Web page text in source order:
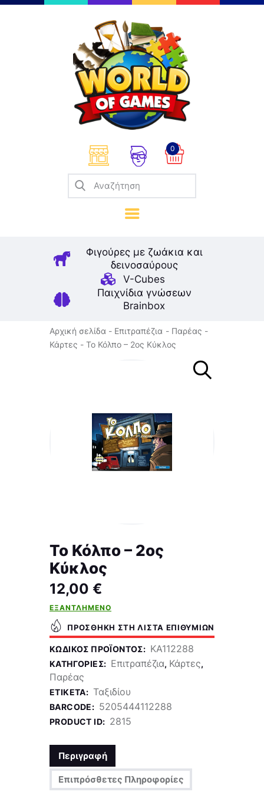
0
Φιγούρες με ζωάκια και
δεινοσαύρους
V-Cubes
Παιχνίδια γνώσεων
Brainbox
Επιτραπέζια
Παζλ
Παιχνίδια Καρτών
Σπαζοκεφαλιές
Κατασκευές
Καλλιτεχνικά
Μοντελισμός
Βιβλία
Παιχνίδια Ρόλων
Αρχική σελίδα Επιτραπέζια
Παρέας
Κάρτες
Το Κόλπο – 2ος Κύκλος
Το Κόλπο – 2ος
Κύκλος
12,00 €
ΕΞΑΝΤΛΗΜΈΝΟ
ΠΡΟΣΘΉΚΗ ΣΤΗ ΛΊΣΤΑ ΕΠΙΘΥΜΙΏΝ
ΚΩΔΙΚΌΣ ΠΡΟΪΌΝΤΟΣ: KA112288
ΚΑΤΗΓΟΡΊΕΣ: Επιτραπέζια, Κάρτες,
Παρέας
ΕΤΙΚΈΤΑ: Ταξιδίου
BARCODE: 5205444112288
PRODUCT ID: 2815
Περιγραφή
Επιπρόσθετες Πληροφορίες